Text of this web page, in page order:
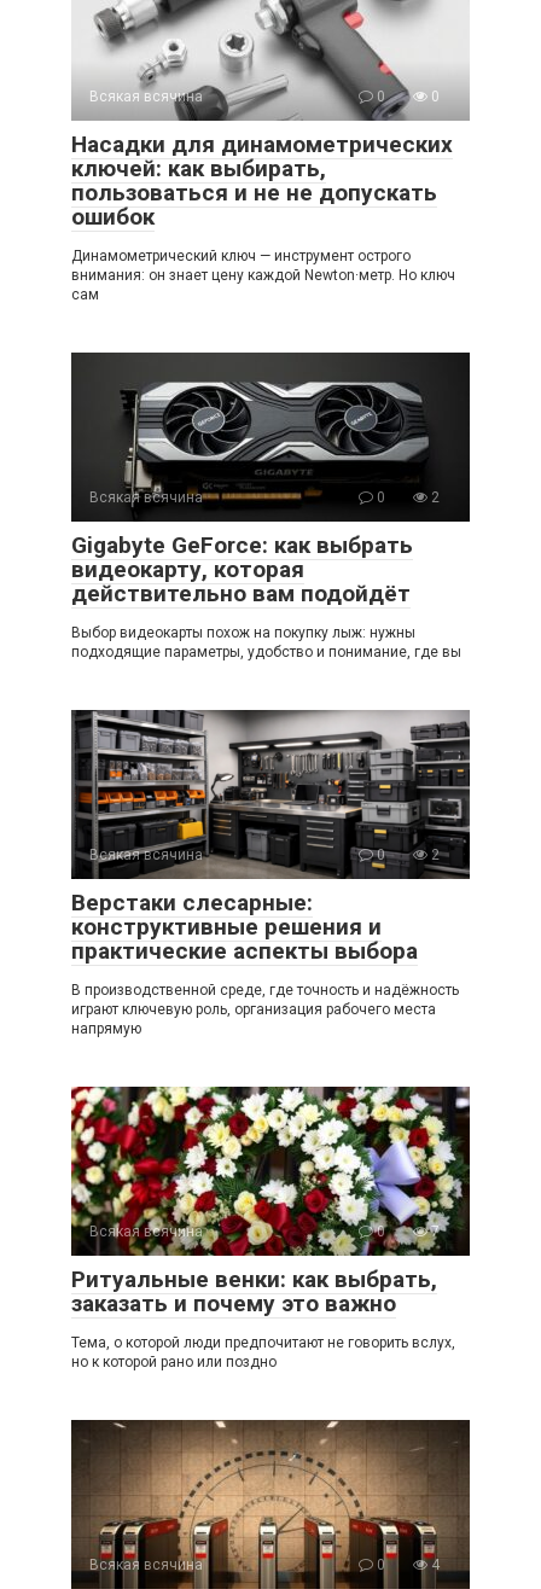
Всякая всячина 0 0
Насадки для динамометрических
ключей: как выбирать,
пользоваться и не не допускать
ошибок
Динамометрический ключ — инструмент острого
внимания: он знает цену каждой Newton·метр. Но ключ
сам
Всякая всячина 0 2
Gigabyte GeForce: как выбрать
видеокарту, которая
действительно вам подойдёт
Выбор видеокарты похож на покупку лыж: нужны
подходящие параметры, удобство и понимание, где вы
Всякая всячина 0 2
Верстаки слесарные:
конструктивные решения и
практические аспекты выбора
В производственной среде, где точность и надёжность
играют ключевую роль, организация рабочего места
напрямую
Всякая всячина 0 7
Ритуальные венки: как выбрать,
заказать и почему это важно
Тема, о которой люди предпочитают не говорить вслух,
но к которой рано или поздно
Всякая всячина 0 4